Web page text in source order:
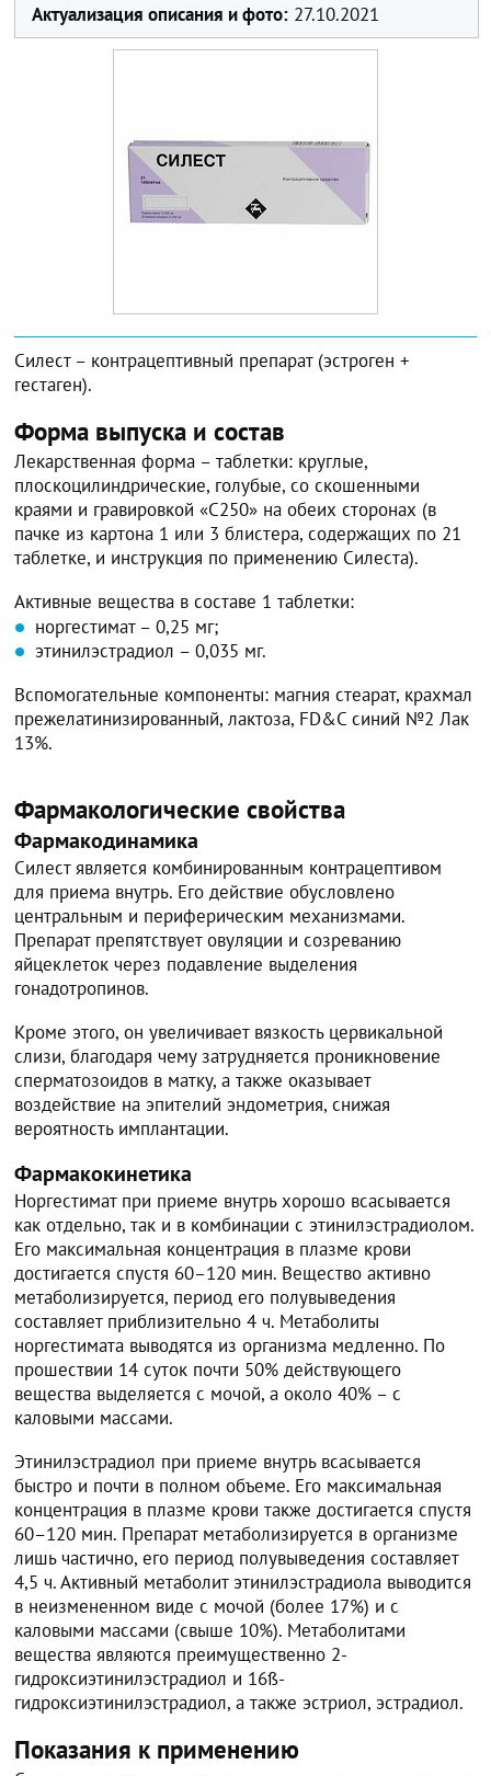
Актуализация описания и фото: 27.10.2021
Силест – контрацептивный препарат (эстроген +
гестаген).
Форма выпуска и состав
Лекарственная форма – таблетки: круглые,
плоскоцилиндрические, голубые, со скошенными
краями и гравировкой «С250» на обеих сторонах (в
пачке из картона 1 или 3 блистера, содержащих по 21
таблетке, и инструкция по применению Силеста).
Активные вещества в составе 1 таблетки:
норгестимат – 0,25 мг;
этинилэстрадиол – 0,035 мг.
Вспомогательные компоненты: магния стеарат, крахмал
прежелатинизированный, лактоза, FD&C синий №2 Лак
13%.
Фармакологические свойства
Фармакодинамика
Силест является комбинированным контрацептивом
для приема внутрь. Его действие обусловлено
центральным и периферическим механизмами.
Препарат препятствует овуляции и созреванию
яйцеклеток через подавление выделения
гонадотропинов.
Кроме этого, он увеличивает вязкость цервикальной
слизи, благодаря чему затрудняется проникновение
сперматозоидов в матку, а также оказывает
воздействие на эпителий эндометрия, снижая
вероятность имплантации.
Фармакокинетика
Норгестимат при приеме внутрь хорошо всасывается
как отдельно, так и в комбинации с этинилэстрадиолом.
Его максимальная концентрация в плазме крови
достигается спустя 60–120 мин. Вещество активно
метаболизируется, период его полувыведения
составляет приблизительно 4 ч. Метаболиты
норгестимата выводятся из организма медленно. По
прошествии 14 суток почти 50% действующего
вещества выделяется с мочой, а около 40% – с
каловыми массами.
Этинилэстрадиол при приеме внутрь всасывается
быстро и почти в полном объеме. Его максимальная
концентрация в плазме крови также достигается спустя
60–120 мин. Препарат метаболизируется в организме
лишь частично, его период полувыведения составляет
4,5 ч. Активный метаболит этинилэстрадиола выводится
в неизмененном виде с мочой (более 17%) и с
каловыми массами (свыше 10%). Метаболитами
вещества являются преимущественно 2-
гидроксиэтинилэстрадиол и 16ß-
гидроксиэтинилэстрадиол, а также эстриол, эстрадиол.
Показания к применению